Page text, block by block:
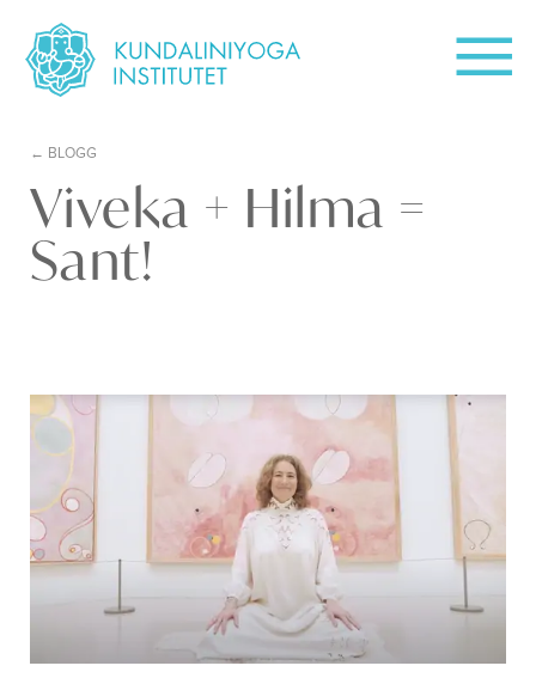
BLOGG
Viveka + Hilma =
Sant!